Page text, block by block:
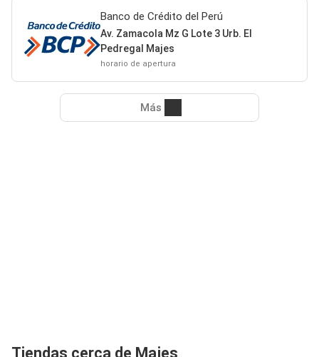
Banco de Crédito del Perú
Av. Zamacola Mz G Lote 3 Urb. El
Pedregal Majes
horario de apertura
Más
Tiendas cerca de Majes